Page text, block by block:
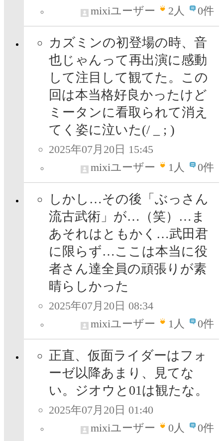
mixiユーザー
2人 0件
カズミンの初登場の時、音
也じゃんって再出演に感動
して注目して観てた。この
回は本当格好良かったけど
ミータンに看取られて消え
てく姿に泣いた(/ _ ; )
2025年07月20日 15:45
mixiユーザー
1人 0件
しかし…その後「ぶっさん
流古武術」が…（笑）…ま
あそれはともかく…武田君
に限らず…ここは本当に役
者さん達全員の頑張りが素
晴らしかった
2025年07月20日 08:34
mixiユーザー
1人 0件
正直、仮面ライダーはフォ
ーゼ以降あまり、見てな
い。ジオウと01は観たな。
2025年07月20日 01:40
mixiユーザー
0人 0件